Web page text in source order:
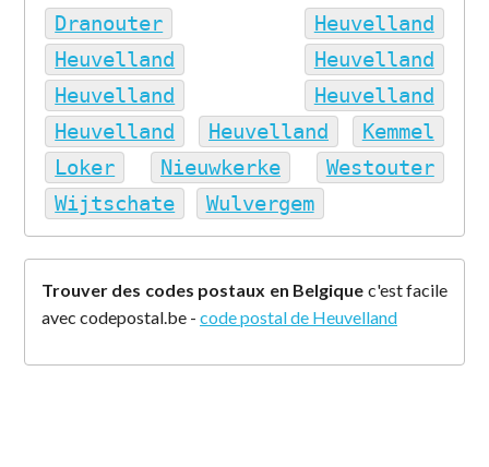
Dranouter
Heuvelland
Heuvelland
Heuvelland
Heuvelland
Heuvelland
Heuvelland
Heuvelland
Kemmel
Loker
Nieuwkerke
Westouter
Wijtschate
Wulvergem
Trouver des codes postaux en Belgique c'est facile
avec codepostal.be -code postal de Heuvelland